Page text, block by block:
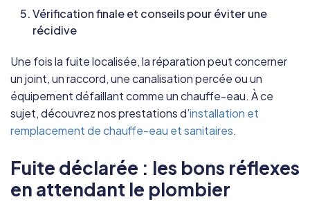
Vérification finale et conseils pour éviter une
récidive
Une fois la fuite localisée, la réparation peut concerner
un joint, un raccord, une canalisation percée ou un
équipement défaillant comme un chauffe-eau. À ce
sujet, découvrez nos prestations d’installation et
remplacement de chauffe-eau et sanitaires.
Fuite déclarée : les bons réflexes
en attendant le plombier